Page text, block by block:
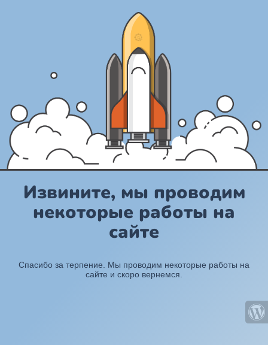
Извините, мы проводим
некоторые работы на
сайте
Спасибо за терпение. Мы проводим некоторые работы на
сайте и скоро вернемся.